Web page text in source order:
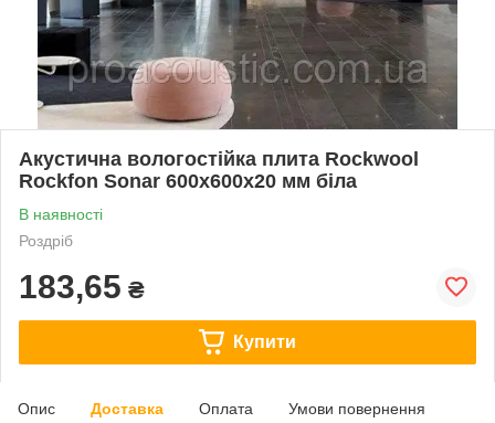
Акустична вологостійка плита Rockwool
Rockfon Sonar 600x600x20 мм біла
В наявності
Роздріб
183,65 ₴
Купити
Опис Доставка Оплата Умови повернення